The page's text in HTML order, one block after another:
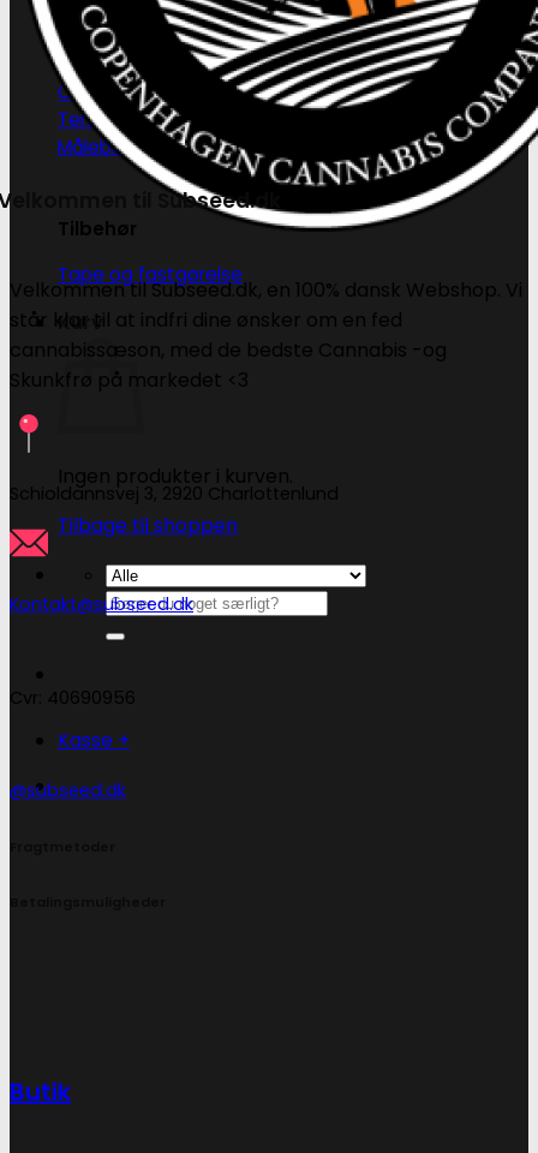
PH måling
EC måling
Co2 måling og kontrol
Temperatur og fugtighedsmålere
Målebægere og sprays
Tilbehør
Tape og fastgørelse
Kurv
Ingen produkter i kurven.
Tilbage til shoppen
Søg
efter:
Kasse +
til Subseed.dk
Velkommen til Subseed.dk, en 100% dansk Webshop. Vi
står klar til at indfri dine ønsker om en fed
cannabissæson, med de bedste Cannabis -og
Skunkfrø på markedet <3
Schioldannsvej 3, 2920 Charlottenlund
Kontakt@subseed.dk
Cvr: 40690956
@subseed.dk
Butik